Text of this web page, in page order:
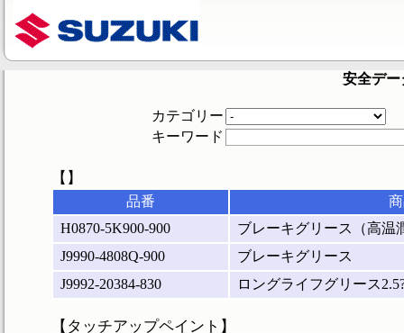
安全デー
カテゴリー
キーワード
【】
品番
H0870-5K900-900
ブレーキグリース（高温
J9990-4808Q-900
ブレーキグリース
J9992-20384-830
ロングライフグリース
【タッチアップペイント】